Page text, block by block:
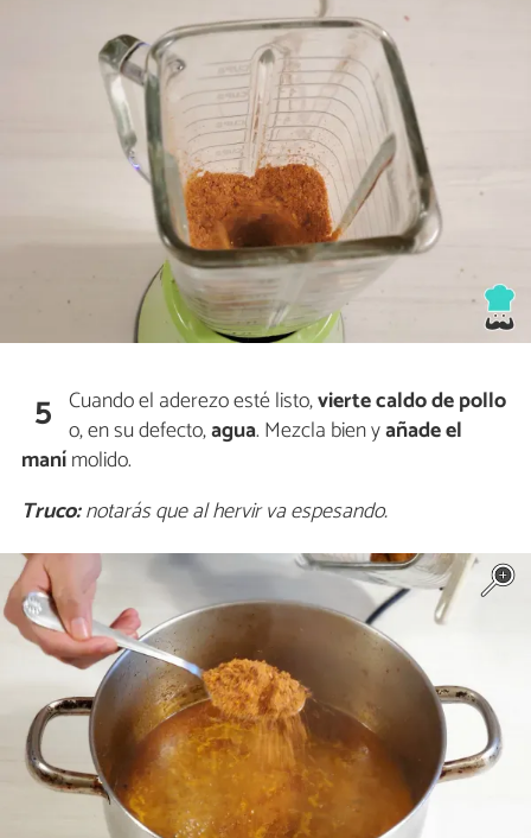
5 Cuando el aderezo esté listo,viertecaldo de pollo
o, en su defecto,agua. Mezcla bien yañade el
manímolido.
Truco:notarás que al hervir va espesando.